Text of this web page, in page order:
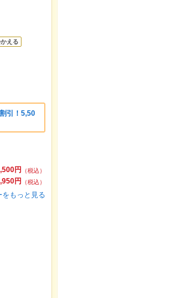
える
引！5,50
円
（税込）
円
（税込）
をもっと見る